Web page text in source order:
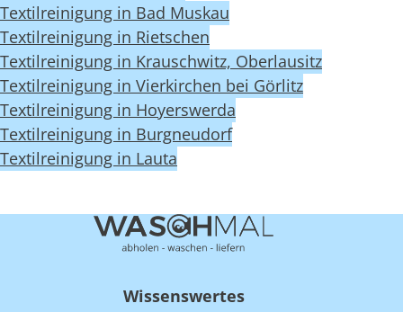
Textilreinigung in Bad Muskau
Textilreinigung in Rietschen
Textilreinigung in Krauschwitz, Oberlausitz
Textilreinigung in Vierkirchen bei Görlitz
Textilreinigung in Hoyerswerda
Textilreinigung in Burgneudorf
Textilreinigung in Lauta
Wissenswertes